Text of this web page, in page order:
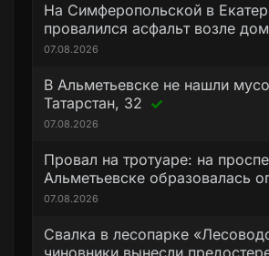
На Симферопольской в
провалился асфальт возле
07.08.2026
В Альметьевске не нашли
Татарстан, 32
07.08.2026
Провал на тротуаре: на
Альметьевске образовалась
07.08.2026
Свалка в лесопарке